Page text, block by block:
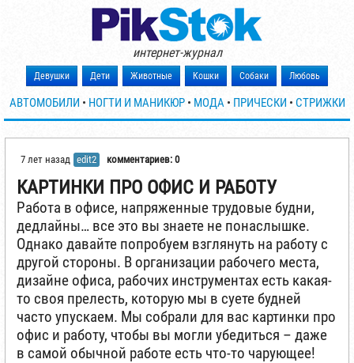
интернет-журнал
Девушки Дети Животные Кошки Собаки Любовь
АВТОМОБИЛИ • НОГТИ И МАНИКЮР• МОДА • ПРИЧЕСКИ • СТРИЖКИ
7 лет назад edit2 комментариев: 0
КАРТИНКИ ПРО ОФИС И РАБОТУ
Работа в офисе, напряженные трудовые будни,
дедлайны… все это вы знаете не понаслышке.
Однако давайте попробуем взглянуть на работу с
другой стороны. В организации рабочего места,
дизайне офиса, рабочих инструментах есть какая-
то своя прелесть, которую мы в суете будней
часто упускаем. Мы собрали для вас картинки про
офис и работу, чтобы вы могли убедиться – даже
в самой обычной работе есть что-то чарующее!